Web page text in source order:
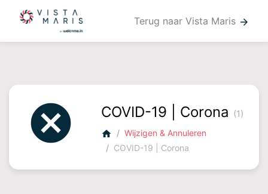
Terug naar Vista Maris arrow_forward
cancel COVID-19 | Corona (1)
home
Wijzigen & Annuleren
COVID-19 | Corona